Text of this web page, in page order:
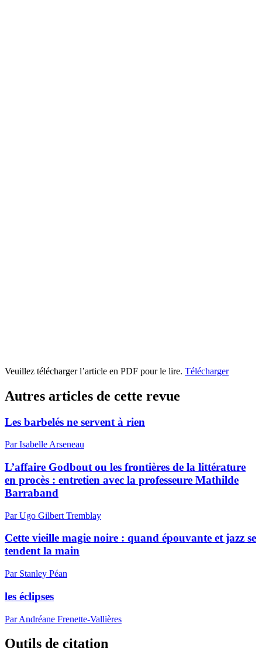
Veuillez télécharger l’article en PDF pour le lire. Télécharger
Autres articles de cette revue
Les barbelés ne servent à rien
Par Isabelle Arseneau
L’affaire Godbout ou les frontières de la littérature
en procès : entretien avec la professeure Mathilde
Barraband
Par Ugo Gilbert Tremblay
Cette vieille magie noire : quand épouvante et jazz se
tendent la main
Par Stanley Péan
les éclipses
Par Andréane Frenette-Vallières
Outils de citation